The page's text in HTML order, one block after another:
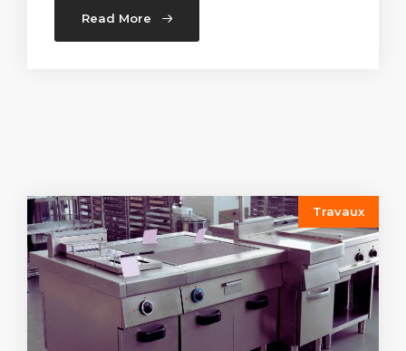
Read More
Travaux